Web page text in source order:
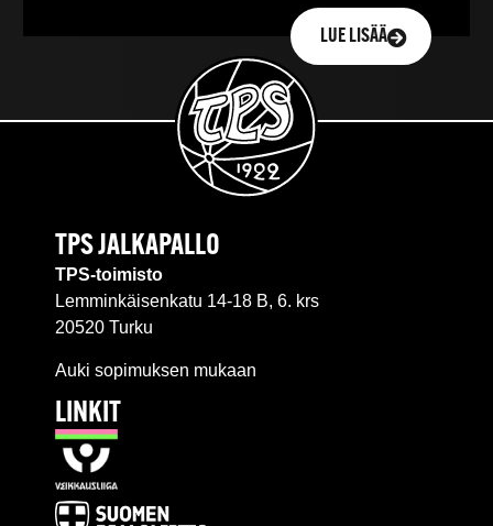
LUE LISÄÄ
TPS JALKAPALLO
TPS-toimisto
Lemminkäisenkatu 14-18 B, 6. krs
20520 Turku
Auki sopimuksen mukaan
LINKIT